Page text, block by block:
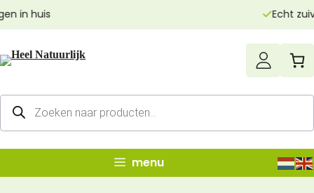
naar
inhoud
Echt zuivere producten
Producten
zoeken
menu